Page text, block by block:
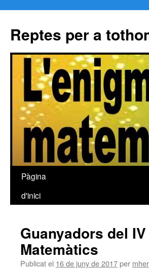
Reptes per a
Vés
Pàgina
d'inici
Guanyadors del
Matemàtics
Publicat el 16 de juny de 2017per